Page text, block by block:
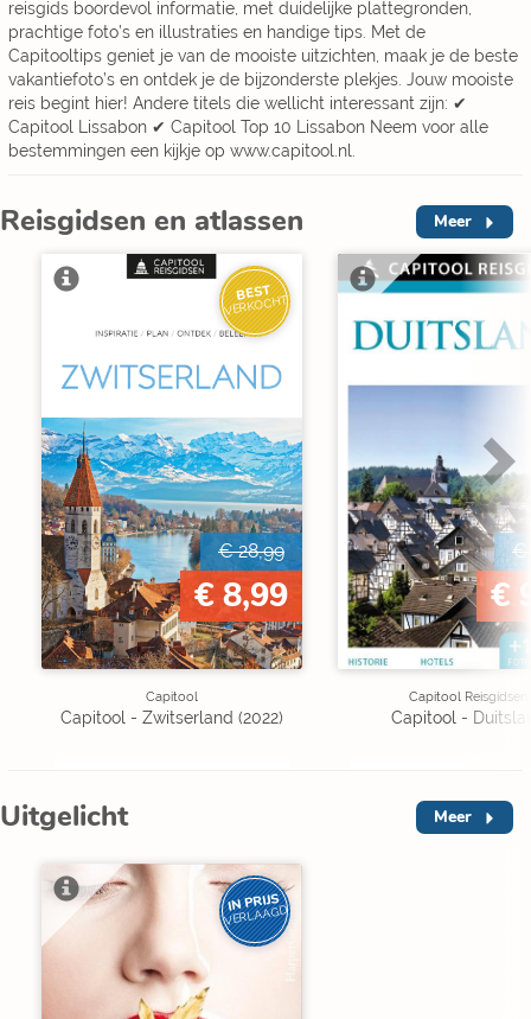
reisgids boordevol informatie, met duidelijke plattegronden,
prachtige foto’s en illustraties en handige tips. Met de
Capitooltips geniet je van de mooiste uitzichten, maak je de beste
vakantiefoto’s en ontdek je de bijzonderste plekjes. Jouw mooiste
reis begint hier! Andere titels die wellicht interessant zijn: ✔
Capitool Lissabon ✔ Capitool Top 10 Lissabon Neem voor alle
bestemmingen een kijkje op www.capitool.nl.
Reisgidsen en atlassen Meer
BEST
VERKOCHT
€ 28,99
€ 8,99
Capitool
Capitool - Zwitserland (2022)
€
€
Capitool Reisgidsen
Capitool -
Uitgelicht Meer
IN PRIJS
VERLAAGD